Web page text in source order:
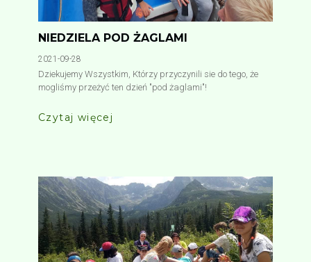
NIEDZIELA POD ŻAGLAMI
2021-09-28
Dziekujemy Wszystkim, Którzy przyczynili sie do tego, że
mogliśmy przeżyć ten dzień "pod żaglami"!
Czytaj więcej